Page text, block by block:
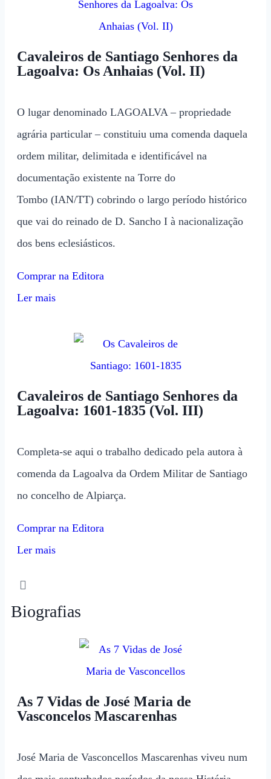
Cavaleiros de Santiago Senhores da
Lagoalva: Os Anhaias (Vol. II)
O lugar denominado LAGOALVA – propriedade
agrária particular – constituiu uma comenda daquela
ordem militar, delimitada e identificável na
documentação existente na Torre do
Tombo (IAN/TT) cobrindo o largo período histórico
que vai do reinado de D. Sancho I à nacionalização
dos bens eclesiásticos.
Comprar na Editora
Ler mais
Cavaleiros de Santiago Senhores da
Lagoalva: 1601-1835 (Vol. III)
Completa-se aqui o trabalho dedicado pela autora à
comenda da Lagoalva da Ordem Militar de Santiago
no concelho de Alpiarça.
Comprar na Editora
Ler mais
Biografias
As 7 Vidas de José Maria de
Vasconcelos Mascarenhas
José Maria de Vasconcellos Mascarenhas viveu num